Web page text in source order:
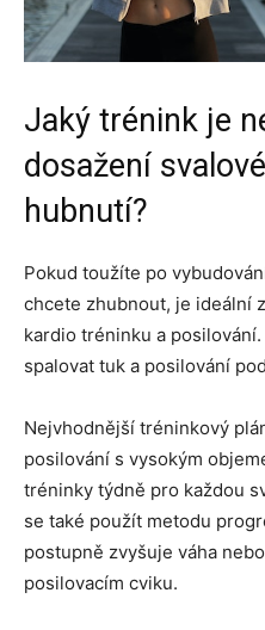
Jaký trénink je
dosažení
hubnutí?
Pokud toužíte po
chcete zhubnout, je ideální
kardio tréninku a
spalovat tuk a posilování
Nejvhodnější tréninkový
posilování s vysokým
tréninky týdně pro každou
se také použít metodu
postupně zvyšuje váha
posilovacím cviku.